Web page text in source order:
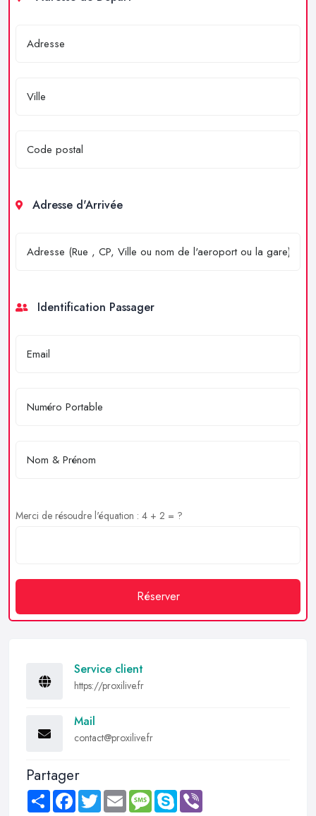
Adresse d'Arrivée
Identification Passager
Merci de résoudre l'équation : 4 + 2 = ?
Réserver
Service client
https://proxilive.fr
Mail
contact@proxilive.fr
Partager
Share FacebookTwitter Email MessageSkype